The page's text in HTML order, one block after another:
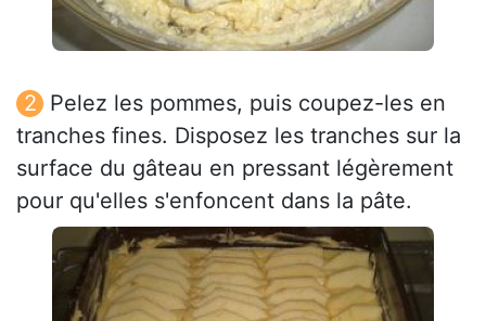
Pelez les pommes, puis coupez-les en
tranches fines. Disposez les tranches sur la
surface du gâteau en pressant légèrement
pour qu'elles s'enfoncent dans la pâte.